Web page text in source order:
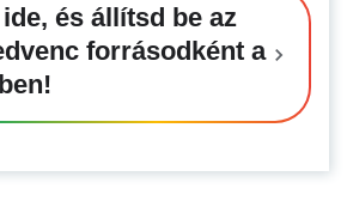
és állítsd be az
forrásodként a